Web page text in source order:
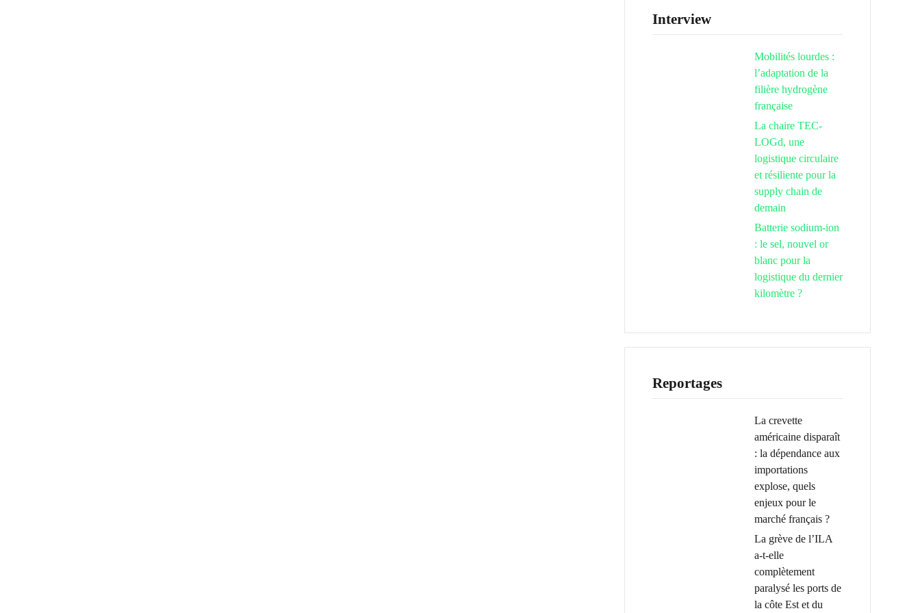
Interview
Mobilités lourdes :
l’adaptation de la
filière hydrogène
française
La chaire TEC-
LOGd, une
logistique circulaire
et résiliente pour la
supply chain de
demain
Batterie sodium-ion
: le sel, nouvel or
blanc pour la
logistique du dernier
kilomètre ?
Reportages
La crevette
américaine disparaît
: la dépendance aux
importations
explose, quels
enjeux pour le
marché français ?
La grève de l’ILA
a-t-elle
complètement
paralysé les ports de
la côte Est et du